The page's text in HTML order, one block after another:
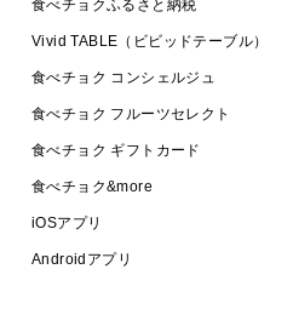
食べチョクふるさと納税
Vivid TABLE（ビビッドテーブル）
食べチョク コンシェルジュ
食べチョク フルーツセレクト
食べチョク ギフトカード
食べチョク&more
iOSアプリ
Androidアプリ